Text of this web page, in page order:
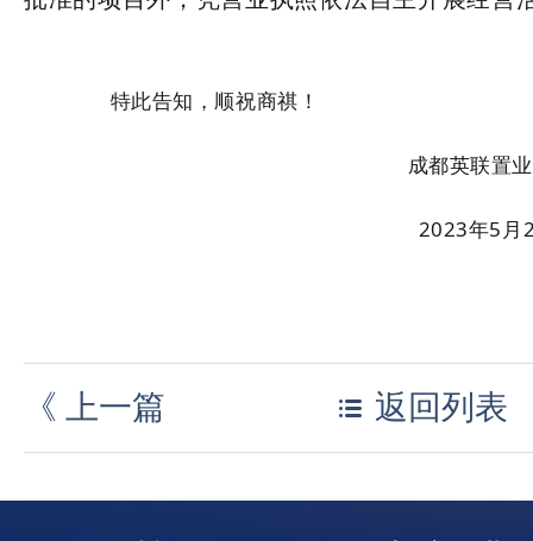
特此告知，顺祝商祺！
成都英联置业有限
2023年5月25
《 上一篇 返回列表